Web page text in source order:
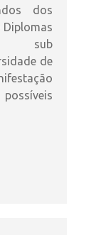
dos
Diplomas
sub
de